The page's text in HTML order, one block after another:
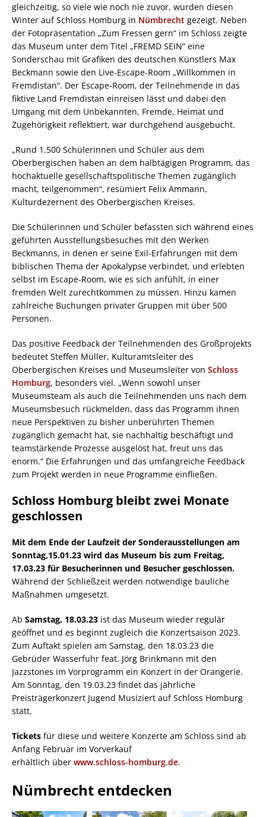
gleichzeitig, so viele wie noch nie zuvor, wurden diesen
Winter auf Schloss Homburg in Nümbrecht gezeigt. Neben
der Fotopräsentation „Zum Fressen gern“ im Schloss zeigte
das Museum unter dem Titel „FREMD SEIN“ eine
Sonderschau mit Grafiken des deutschen Künstlers Max
Beckmann sowie den Live-Escape-Room „Willkommen in
Fremdistan“. Der Escape-Room, der Teilnehmende in das
fiktive Land Fremdistan einreisen lässt und dabei den
Umgang mit dem Unbekannten, Fremde, Heimat und
Zugehörigkeit reflektiert, war durchgehend ausgebucht.
„Rund 1.500 Schülerinnen und Schüler aus dem
Oberbergischen haben an dem halbtägigen Programm, das
hochaktuelle gesellschaftspolitische Themen zugänglich
macht, teilgenommen“, resümiert Felix Ammann,
Kulturdezernent des Oberbergischen Kreises.
Die Schülerinnen und Schüler befassten sich während eines
geführten Ausstellungsbesuches mit den Werken
Beckmanns, in denen er seine Exil-Erfahrungen mit dem
biblischen Thema der Apokalypse verbindet, und erlebten
selbst im Escape-Room, wie es sich anfühlt, in einer
fremden Welt zurechtkommen zu müssen. Hinzu kamen
zahlreiche Buchungen privater Gruppen mit über 500
Personen.
Das positive Feedback der Teilnehmenden des Großprojekts
bedeutet Steffen Müller, Kulturamtsleiter des
Oberbergischen Kreises und Museumsleiter von Schloss
Homburg, besonders viel. „Wenn sowohl unser
Museumsteam als auch die Teilnehmenden uns nach dem
Museumsbesuch rückmelden, dass das Programm ihnen
neue Perspektiven zu bisher unberührten Themen
zugänglich gemacht hat, sie nachhaltig beschäftigt und
teamstärkende Prozesse ausgelöst hat, freut uns das
enorm.“ Die Erfahrungen und das umfangreiche Feedback
zum Projekt werden in neue Programme einfließen.
Schloss Homburg bleibt zwei Monate
geschlossen
Mit dem Ende der Laufzeit der Sonderausstellungen am
Sonntag,15.01.23 wird das Museum bis zum Freitag,
17.03.23 für Besucherinnen und Besucher geschlossen.
Während der Schließzeit werden notwendige bauliche
Maßnahmen umgesetzt.
Ab Samstag, 18.03.23 ist das Museum wieder regulär
geöffnet und es beginnt zugleich die Konzertsaison 2023.
Zum Auftakt spielen am Samstag, den 18.03.23 die
Gebrüder Wasserfuhr feat. Jörg Brinkmann mit den
Jazzstones im Vorprogramm ein Konzert in der Orangerie.
Am Sonntag, den 19.03.23 findet das jährliche
Preisträgerkonzert Jugend Musiziert auf Schloss Homburg
statt.
Tickets für diese und weitere Konzerte am Schloss sind ab
Anfang Februar im Vorverkauf
erhältlich über www.schloss-homburg.de.
Nümbrecht entdecken